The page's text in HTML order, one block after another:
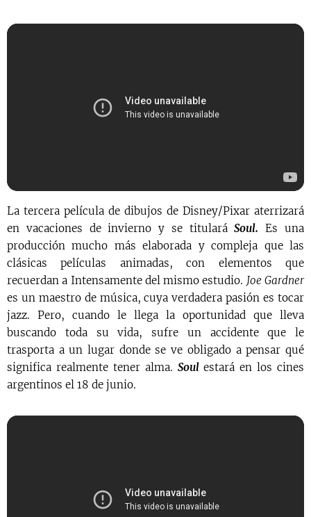
La tercera película de dibujos de Disney/Pixar aterrizará
en vacaciones de invierno y se titularáSoul. Es una
producción mucho más elaborada y compleja que las
clásicas películas animadas, con elementos que
recuerdan a Intensamente del mismo estudio. Joe Gardner
es un maestro de música, cuya verdadera pasión es tocar
jazz. Pero, cuando le llega la oportunidad que lleva
buscando toda su vida, sufre un accidente que le
trasporta a un lugar donde se ve obligado a pensar qué
significa realmente tener alma. Soulestará en los cines
argentinos el 18 de junio.